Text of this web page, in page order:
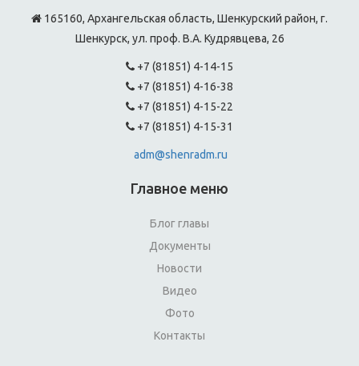
165160, Архангельская область, Шенкурский район, г.
Шенкурск, ул. проф. В.А. Кудрявцева, 26
+7 (81851) 4-14-15
+7 (81851) 4-16-38
+7 (81851) 4-15-22
+7 (81851) 4-15-31
adm@shenradm.ru
Главное меню
Блог главы
Документы
Новости
Видео
Фото
Контакты